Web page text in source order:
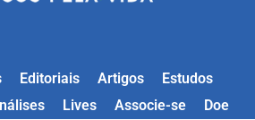
Editoriais Artigos
Estudos
Lives Associe-se Doe